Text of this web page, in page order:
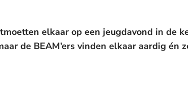
elkaar op een jeugdavond in de
de BEAM’ers vinden elkaar aardig én